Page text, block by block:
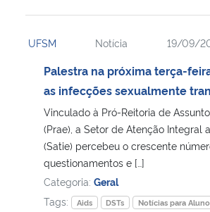
Controladoria-Geral da União
Ministério da Mulher, da Família e dos Direitos
Secretaria-Geral
Secretaria de Governo
UFSM Notícia 19/09/
Palestra na próxima terça-
as infecções sexualmente
Vinculado à Pró-Reitoria de
(Prae), a Setor de Atenção Integral
(Satie) percebeu o crescente
questionamentos e […]
Categoria: Geral
Tags:
Aids DSTs
Notícias para